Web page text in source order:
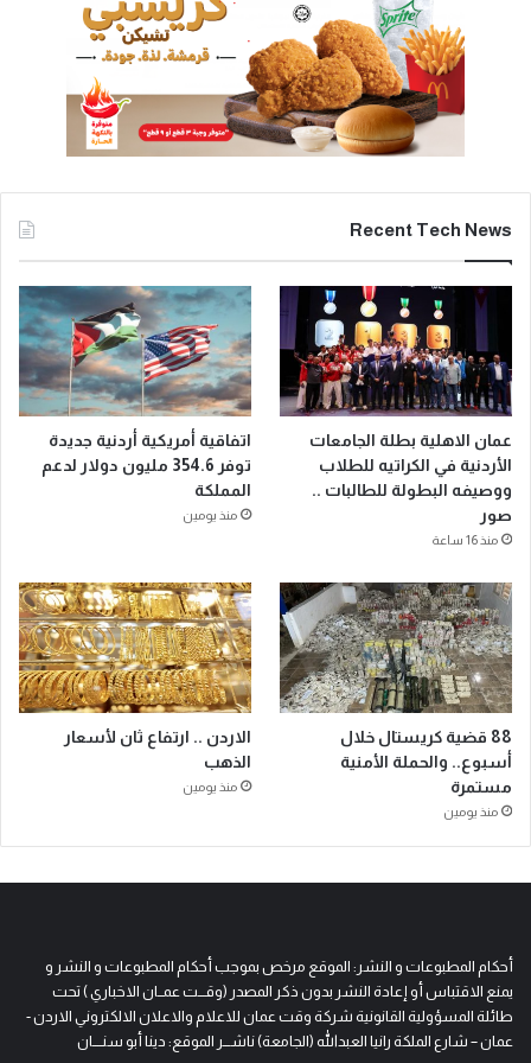
Recent Tech News
عمان الاهلية بطلة الجامعات
الأردنية في الكراتيه للطلاب
ووصيفه البطولة للطالبات ..
صور
منذ 16 ساعة
اتفاقية أمريكية أردنية جديدة
توفر 354.6 مليون دولار لدعم
المملكة
منذ يومين
88 قضية كريستال خلال
أسبوع.. والحملة الأمنية
مستمرة
منذ يومين
الاردن .. ارتفاع ثان لأسعار
الذهب
منذ يومين
أحكام المطبوعات و النشر: الموقع مرخص بموجب أحكام المطبوعات و النشر و
يمنع الاقتباس أو إعادة النشر بدون ذكر المصدر (وقـــت عمــان الاخباري ) تحت
طائلة المسؤولية القانونية شركة وقت عمان للاعلام والاعلان الالكتروني الاردن -
عمان – شارع الملكة رانيا العبدالله (الجامعة) ناشـــر الموقع: دينا أبو سنــــان